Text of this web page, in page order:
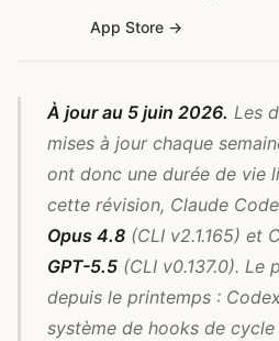
App Store
À jour au 5 juin 2026. Les
mises à jour chaque
ont donc une durée de vie
cette révision, Claude
Opus 4.8 (CLI v2.1.165) et
GPT-5.5 (CLI v0.137.0). Le
depuis le printemps :
système de hooks de